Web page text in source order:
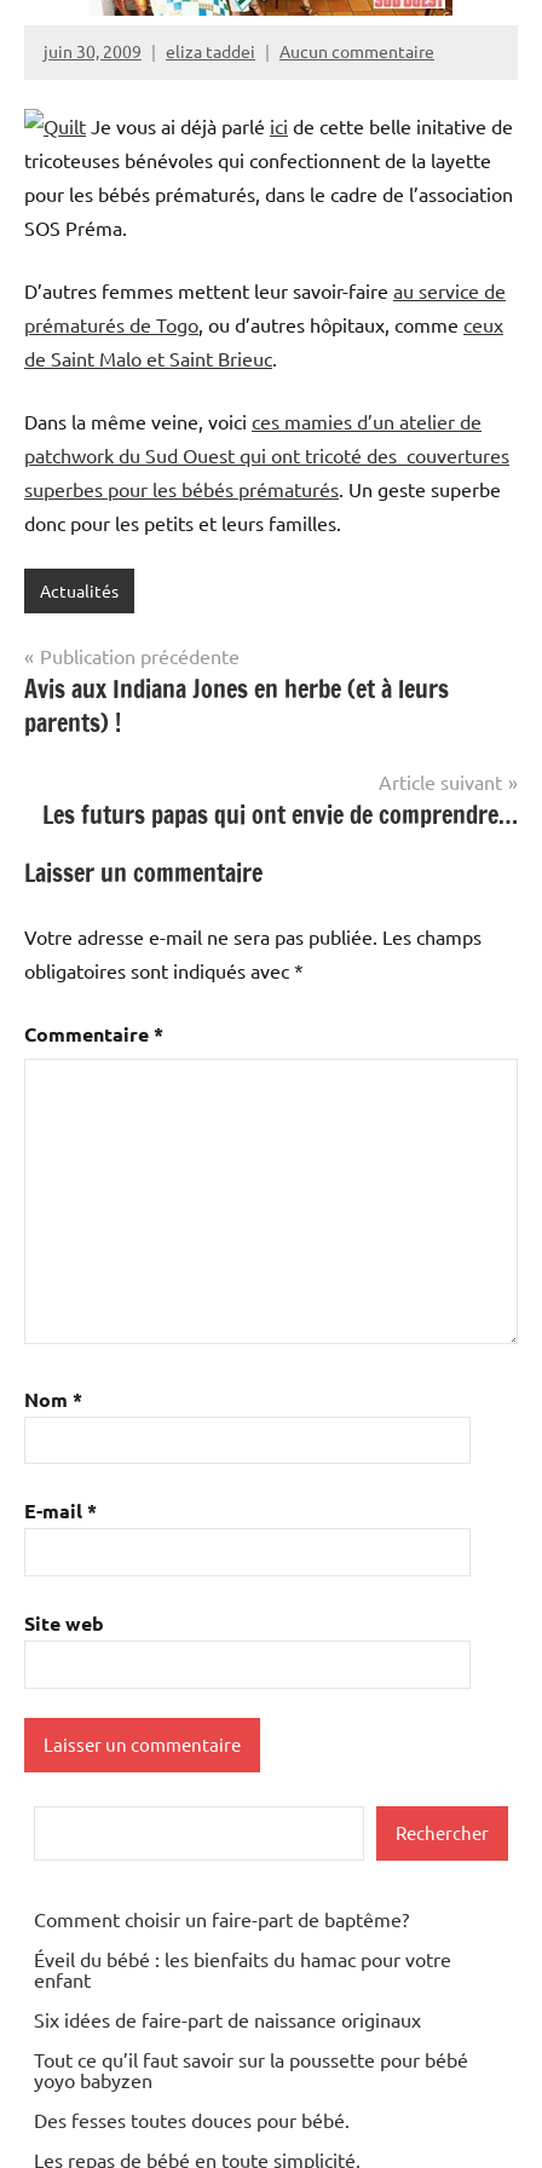
juin 30, 2009 eliza taddei Aucun commentaire
Je vous ai déjà parlé ici de cette belle initative de
tricoteuses bénévoles qui confectionnent de la layette
pour les bébés prématurés, dans le cadre de l’association
SOS Préma.
D’autres femmes mettent leur savoir-faire au service de
prématurés de Togo , ou d’autres hôpitaux, comme ceux
de Saint Malo et Saint Brieuc
Dans la même veine, voici ces mamies d’un atelier de
patchwork du Sud Ouest qui ont tricoté des couvertures
superbes pour les bébés prématurés . Un geste superbe
donc pour les petits et leurs familles.
Actualités
Navigation
de
l’article
Publication précédente
Avis aux Indiana Jones en herbe (et à leurs
parents) !
Article suivant
Les futurs papas qui ont envie de comprendre…
Laisser un commentaire
Votre adresse e-mail ne sera pas publiée. Les champs
obligatoires sont indiqués avec *
Commentaire*
Nom *
E-mail*
Site web
Rechercher
Comment choisir un faire-part de baptême?
Éveil du bébé : les bienfaits du hamac pour votre
enfant
Six idées de faire-part de naissance originaux
Tout ce qu’il faut savoir sur la poussette pour bébé
yoyo babyzen
Des fesses toutes douces pour bébé.
Les repas de bébé en toute simplicité.